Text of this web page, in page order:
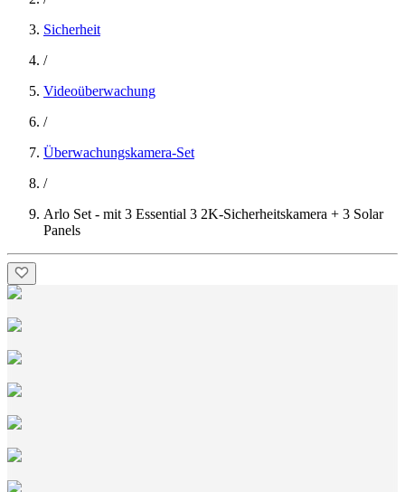
Sicherheit
/
Videoüberwachung
/
Überwachungskamera-Set
/
Arlo Set - mit 3 Essential 3 2K-Sicherheitskamera + 3 Solar
Panels